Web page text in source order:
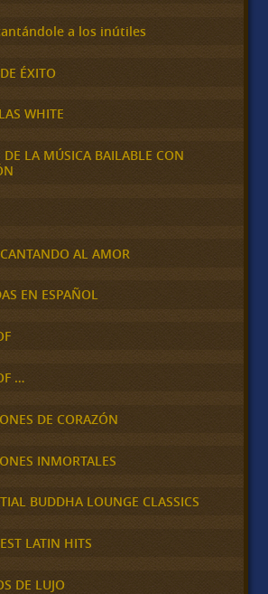
a los inútiles
ÉXITO
WHITE
LA MÚSICA BAILABLE CON
AL AMOR
EN ESPAÑOL
…
DE CORAZÓN
INMORTALES
BUDDHA LOUNGE CLASSICS
LATIN HITS
DE LUJO